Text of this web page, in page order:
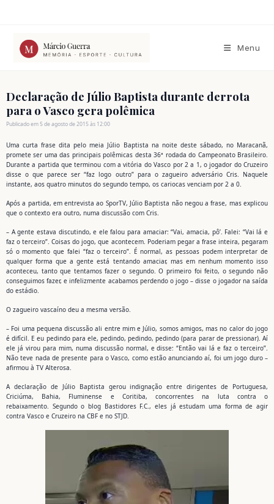
conteúdo
Menu
Declaração de Júlio Baptista durante derrota
para o Vasco gera polêmica
Publicado em 5 de agosto de 2015 às 12:00
Uma curta frase dita pelo meia Júlio Baptista na noite deste sábado, no Maracanã,
promete ser uma das principais polêmicas desta 36ª rodada do Campeonato Brasileiro.
Durante a partida que terminou com a vitória do Vasco por 2 a 1, o jogador do Cruzeiro
disse o que parece ser “faz logo outro” para o zagueiro adversário Cris. Naquele
instante, aos quatro minutos do segundo tempo, os cariocas venciam por 2 a 0.
Após a partida, em entrevista ao SporTV, Júlio Baptista não negou a frase, mas explicou
que o contexto era outro, numa discussão com Cris.
– A gente estava discutindo, e ele falou para amaciar: “Vai, amacia, pô’. Falei: “Vai lá e
faz o terceiro”. Coisas do jogo, que acontecem. Poderiam pegar a frase inteira, pegaram
só o momento que falei “faz o terceiro”. É normal, as pessoas podem interpretar de
qualquer forma que a gente está tentando amaciar, mas em nenhum momento isso
aconteceu, tanto que tentamos fazer o segundo. O primeiro foi feito, o segundo não
conseguimos fazer, e infelizmente acabamos perdendo o jogo – disse o jogador na saída
do estádio.
O zagueiro vascaíno deu a mesma versão.
– Foi uma pequena discussão ali entre mim e Júlio, somos amigos, mas no calor do jogo
é difícil. E eu pedindo para ele, pedindo, pedindo, pedindo (para parar de pressionar). Aí
ele já virou para mim, numa discussão normal, e disse: “Então vai lá e faz o terceiro”.
Não teve nada de presente para o Vasco, como estão anunciando aí, foi um jogo duro –
afirmou à TV Alterosa.
A declaração de Júlio Baptista gerou indignação entre dirigentes de Portuguesa,
Criciúma, Bahia, Fluminense e Coritiba, concorrentes na luta contra o
rebaixamento. Segundo o blog Bastidores F.C., eles já estudam uma forma de agir
contra Vasco e Cruzeiro na CBF e no STJD.